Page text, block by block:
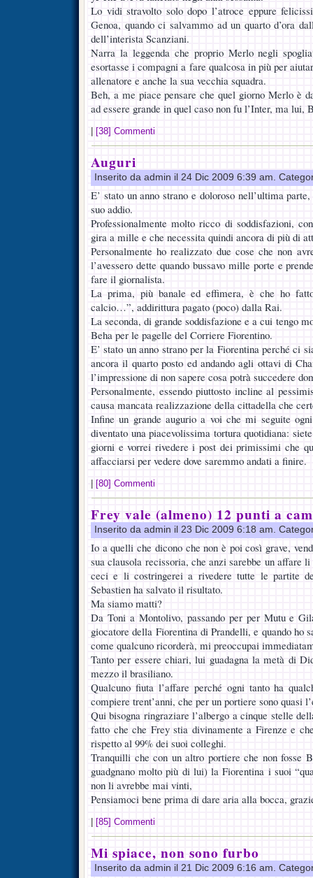
Lo vidi stravolto solo dopo l’atroce eppure
Genoa, quando ci salvammo ad un quarto d’ora
dell’interista Scanziani.
Narra la leggenda che proprio Merlo negli
esortasse i compagni a fare qualcosa in più per
allenatore e anche la sua vecchia squadra.
Beh, a me piace pensare che quel giorno Merlo è
ad essere grande in quel caso non fu l’Inter, ma lui,
[38] Commenti
Auguri
Inserito da admin il 24 Dic 2009 6:39 am.
E’ stato un anno strano e doloroso nell’ultima
suo addio.
Professionalmente molto ricco di soddisfazioni,
gira a mille e che necessita quindi ancora di più di
Personalmente ho realizzato due cose che non
l’avessero dette quando bussavo mille porte e
fare il giornalista.
La prima, più banale ed effimera, è che ho
calcio…”, addirittura pagato (poco) dalla Rai.
La seconda, di grande soddisfazione e a cui tengo
Beha per le pagelle del Corriere Fiorentino.
E’ stato un anno strano per la Fiorentina perché ci
ancora il quarto posto ed andando agli ottavi di
l’impressione di non sapere cosa potrà succedere
Personalmente, essendo piuttosto incline al
causa mancata realizzazione della cittadella che
Infine un grande augurio a voi che mi seguite
diventato una piacevolissima tortura quotidiana:
giorni e vorrei rivedere i post dei primissimi che
affacciarsi per vedere dove saremmo andati a finire.
[80] Commenti
Frey vale (almeno) 12 punti a
Inserito da admin il 23 Dic 2009 6:18 am.
Io a quelli che dicono che non è poi così grave,
sua clausola recissoria, che anzi sarebbe un affare
ceci e li costringerei a rivedere tutte le partite
Sebastien ha salvato il risultato.
Ma siamo matti?
Da Toni a Montolivo, passando per per Mutu e
giocatore della Fiorentina di Prandelli, e quando ho
come qualcuno ricorderà, mi preoccupai
Tanto per essere chiari, lui guadagna la metà di
mezzo il brasiliano.
Qualcuno fiuta l’affare perché ogni tanto ha
compiere trent’anni, che per un portiere sono quasi
Qui bisogna ringraziare l’albergo a cinque stelle
fatto che che Frey stia divinamente a Firenze e
rispetto al 99% dei suoi colleghi.
Tranquilli che con un altro portiere che non fosse
guadgnano molto più di lui) la Fiorentina i suoi
non li avrebbe mai vinti,
Pensiamoci bene prima di dare aria alla bocca,
[85] Commenti
Mi spiace, non sono furbo
Inserito da admin il 21 Dic 2009 6:16 am.